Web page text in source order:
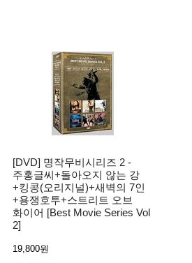
[DVD] 명작무비시리즈 2 -
주홍글씨+돌아오지 않는 강
+킹콩(오리지널)+새벽의 7인
+용쟁호투+스트리트 오브
화이어 [Best Movie Series Vol
2]
19,800원